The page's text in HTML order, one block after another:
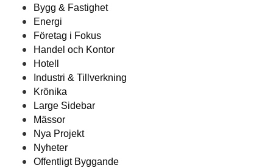
Bygg & Fastighet
Energi
Företag i Fokus
Handel och Kontor
Hotell
Industri & Tillverkning
Krönika
Large Sidebar
Mässor
Nya Projekt
Nyheter
Offentligt Byggande